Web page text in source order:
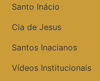
Santo Inácio
Cia de Jesus
Santos Inacianos
Vídeos Institucionais